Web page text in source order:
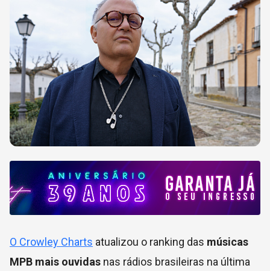
O Crowley Charts atualizou o ranking das músicas
MPB mais ouvidas nas rádios brasileiras na última